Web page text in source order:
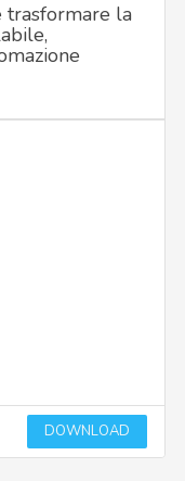
trasformare la
DOWNLOAD